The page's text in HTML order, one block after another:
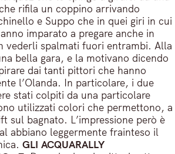
rifila un coppino arrivando
e Suppo che in quei giri in cui
imparato a pregare anche in
vederli spalmati fuori entrambi. Alla
bella gara, e la motivano dicendo
dai tanti pittori che hanno
l’Olanda. In particolare, i due
stati colpiti da una particolare
utilizzati colori che permettono, a
sul bagnato. L’impressione però è
abbiano leggermente frainteso il
GLI ACQUARALLY